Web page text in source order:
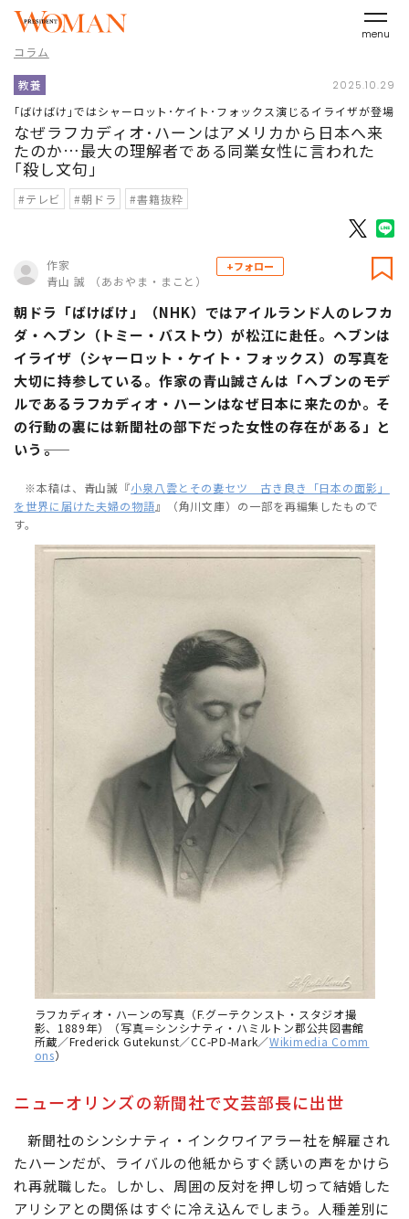
menu
コラム
教養 2025.10.29
｢ばけばけ｣ではシャーロット･ケイト･フォックス演じるイライザが登場
なぜラフカディオ･ハーンはアメリカから日本へ来
たのか…最大の理解者である同業女性に言われた
｢殺し文句｣
#テレビ #朝ドラ #書籍抜粋
作家
青山 誠 （あおやま・まこと）
+フォロー
朝ドラ「ばけばけ」（NHK）ではアイルランド人のレフカ
ダ・ヘブン（トミー・バストウ）が松江に赴任。ヘブンは
イライザ（シャーロット・ケイト・フォックス）の写真を
大切に持参している。作家の青山誠さんは「ヘブンのモデ
ルであるラフカディオ・ハーンはなぜ日本に来たのか。そ
の行動の裏には新聞社の部下だった女性の存在がある」と
いう――。
※本稿は、青山誠『小泉八雲とその妻セツ 古き良き「日本の面影」
を世界に届けた夫婦の物語』（角川文庫）の一部を再編集したもので
す。
ラフカディオ・ハーンの写真（F.グーテクンスト・スタジオ撮
影、1889年）（写真＝シンシナティ・ハミルトン郡公共図書館
所蔵／Frederick Gutekunst／CC-PD-Mark／Wikimedia Comm
ons）
ニューオリンズの新聞社で文芸部長に出世
新聞社のシンシナティ・インクワイアラー社を解雇され
たハーンだが、ライバルの他紙からすぐ誘いの声をかけら
れ再就職した。しかし、周囲の反対を押し切って結婚した
アリシアとの関係はすぐに冷え込んでしまう。人種差別に